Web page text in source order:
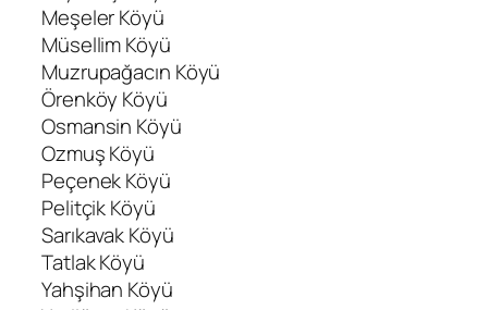
Meşeler Köyü
Müsellim Köyü
Muzrupağacın Köyü
Örenköy Köyü
Osmansin Köyü
Ozmuş Köyü
Peçenek Köyü
Pelitçik Köyü
Sarıkavak Köyü
Tatlak Köyü
Yahşihan Köyü